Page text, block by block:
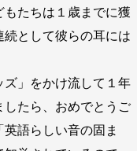
たちは１歳までに獲
として彼らの耳には
」をかけ流して１年
したら、おめでとうご
語らしい音の固ま